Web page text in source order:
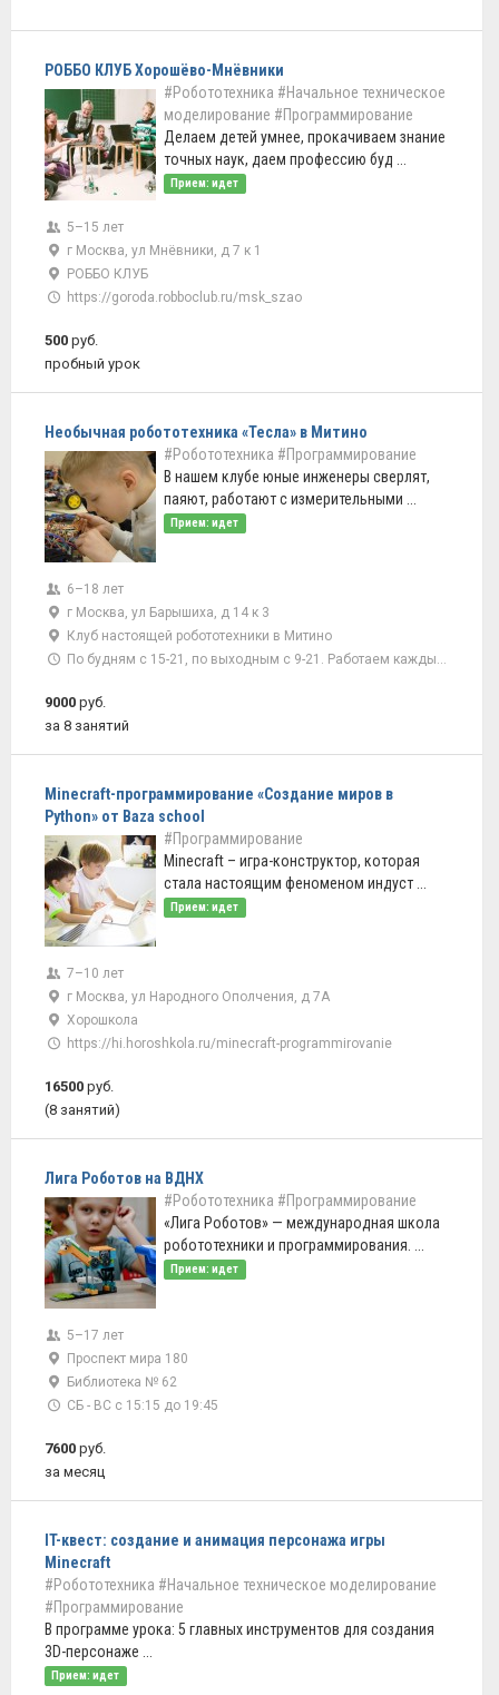
РОББО КЛУБ Хорошёво-Мнёвники
#Робототехника #Начальное техническое
моделирование #Программирование
Делаем детей умнее, прокачиваем знание
точных наук, даем профессию буд ...
Прием: идет
5–15 лет
г Москва, ул Мнёвники, д 7 к 1
РОББО КЛУБ
https://goroda.robboclub.ru/msk_szao
500 руб.
пробный урок
Необычная робототехника «Тесла» в Митино
#Робототехника #Программирование
В нашем клубе юные инженеры сверлят,
паяют, работают с измерительными ...
Прием: идет
6–18 лет
г Москва, ул Барышиха, д 14 к 3
Клуб настоящей робототехники в Митино
По будням с 15-21, по выходным с 9-21. Работаем каждый день
9000 руб.
за 8 занятий
Minecraft-программирование «Создание миров в
Python» от Baza school
#Программирование
Minecraft – игра-конструктор, которая
стала настоящим феноменом индуст ...
Прием: идет
7–10 лет
г Москва, ул Народного Ополчения, д 7А
Хорошкола
https://hi.horoshkola.ru/minecraft-programmirovanie
16500 руб.
(8 занятий)
Лига Роботов на ВДНХ
#Робототехника #Программирование
«Лига Роботов» — международная школа
робототехники и программирования. ...
Прием: идет
5–17 лет
Проспект мира 180
Библиотека № 62
СБ - ВС с 15:15 до 19:45
7600 руб.
за месяц
IT-квест: создание и анимация персонажа игры
Minecraft
#Робототехника #Начальное техническое моделирование
#Программирование
В программе урока: 5 главных инструментов для создания
3D-персонаже ...
Прием: идет